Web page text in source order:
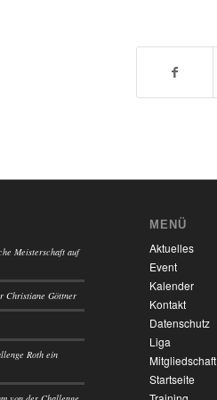
Meisterschaft auf
Christiane Göttner
Roth ein
MENÜ
Aktuelles
Event
Kalender
Kontakt
Datenschutz
Liga
Mitgliedschaft
Startseite